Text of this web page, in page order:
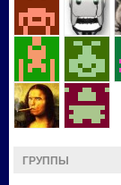
ГРУППЫ